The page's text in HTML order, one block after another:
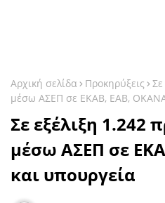
Αρχική σελίδα Προκηρύξεις
μέσω ΑΣΕΠ σε ΕΚΑΒ, ΕΑΒ, ΟΚΑΝΑ
Σε εξέλιξη 1.242
μέσω ΑΣΕΠ σε
και υπουργεία